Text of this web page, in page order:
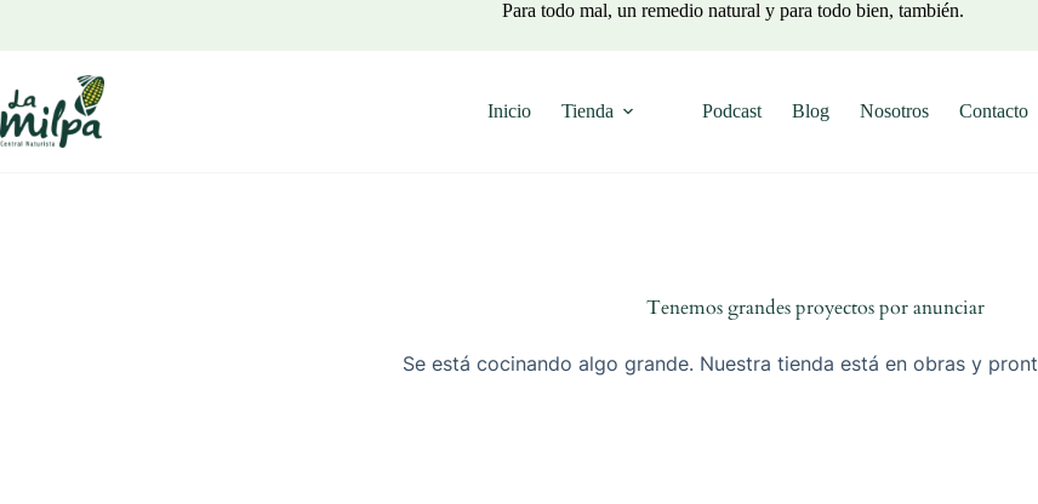
Para todo mal, un remedio natural y para todo bien, también.
Inicio Tienda Podcast Blog Nosotros Contacto
Tenemos grandes proyectos por anunciar
Se está cocinando algo grande. Nuestra tienda está en obras y